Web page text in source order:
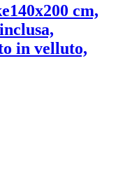
140x200 cm,
in velluto,